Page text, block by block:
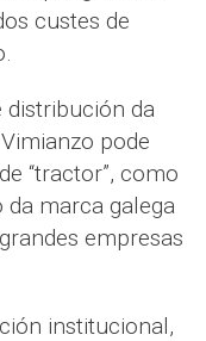
custes de
distribución da
pode
“tractor”, como
marca galega
empresas
institucional,